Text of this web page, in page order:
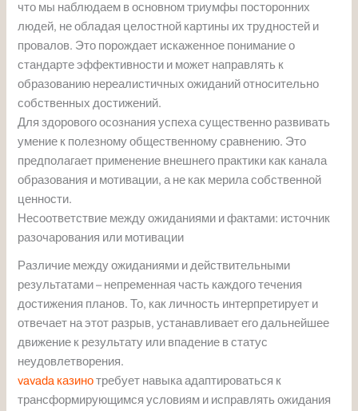
что мы наблюдаем в основном триумфы посторонних
людей, не обладая целостной картины их трудностей и
провалов. Это порождает искаженное понимание о
стандарте эффективности и может направлять к
образованию нереалистичных ожиданий относительно
собственных достижений.
Для здорового осознания успеха существенно развивать
умение к полезному общественному сравнению. Это
предполагает применение внешнего практики как канала
образования и мотивации, а не как мерила собственной
ценности.
Несоответствие между ожиданиями и фактами: источник
разочарования или мотивации
Различие между ожиданиями и действительными
результатами – непременная часть каждого течения
достижения планов. То, как личность интерпретирует и
отвечает на этот разрыв, устанавливает его дальнейшее
движение к результату или впадение в статус
неудовлетворения.
vavada казинотребует навыка адаптироваться к
трансформирующимся условиям и исправлять ожидания